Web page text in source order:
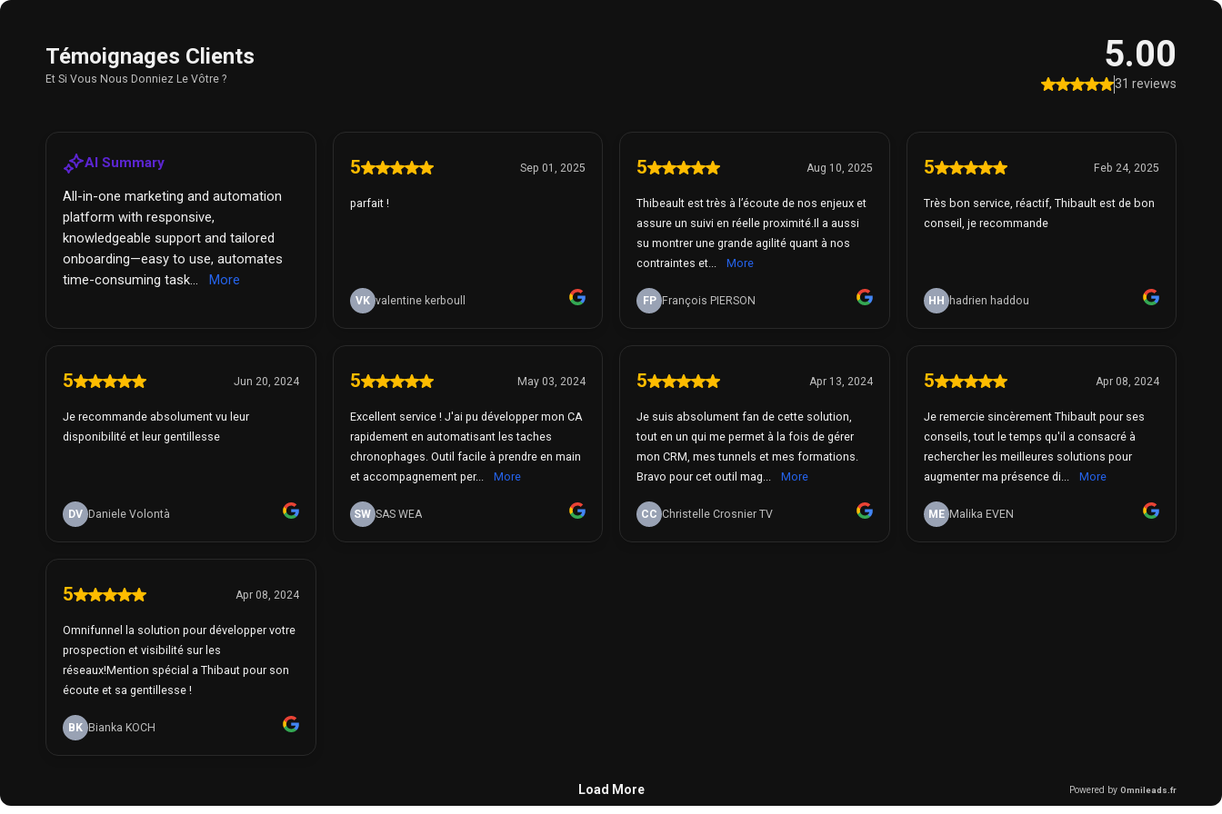
Témoignages Clients
Et Si Vous Nous Donniez Le Vôtre ?
5.00
31 reviews
AI Summary
All-in-one marketing and automation
platform with responsive,
knowledgeable support and tailored
onboarding—easy to use, automates
time-consuming task...
More
5 Sep 01, 2025
parfait !
VK valentine kerboull
5 Aug 10, 2025
Thibeault est très à l’écoute de nos enjeux et
assure un suivi en réelle proximité.Il a aussi
su montrer une grande agilité quant à nos
contraintes et...
More
FP François PIERSON
5 Feb 24, 2025
Très bon service, réactif, Thibault est de bon
conseil, je recommande
HH hadrien haddou
5 Jun 20, 2024
Je recommande absolument vu leur
disponibilité et leur gentillesse
DV Daniele Volontà
5 May 03, 2024
Excellent service ! J'ai pu développer mon CA
rapidement en automatisant les taches
chronophages. Outil facile à prendre en main
et accompagnement per...
More
SW SAS WEA
5 Apr 13, 2024
Je suis absolument fan de cette solution,
tout en un qui me permet à la fois de gérer
mon CRM, mes tunnels et mes formations.
Bravo pour cet outil mag...
More
CC Christelle Crosnier TV
5 Apr 08, 2024
Je remercie sincèrement Thibault pour ses
conseils, tout le temps qu'il a consacré à
rechercher les meilleures solutions pour
augmenter ma présence di...
More
ME Malika EVEN
5 Apr 08, 2024
Omnifunnel la solution pour développer votre
prospection et visibilité sur les
réseaux!Mention spécial a Thibaut pour son
écoute et sa gentillesse !
BK Bianka KOCH
Load More Powered by Omnileads.fr